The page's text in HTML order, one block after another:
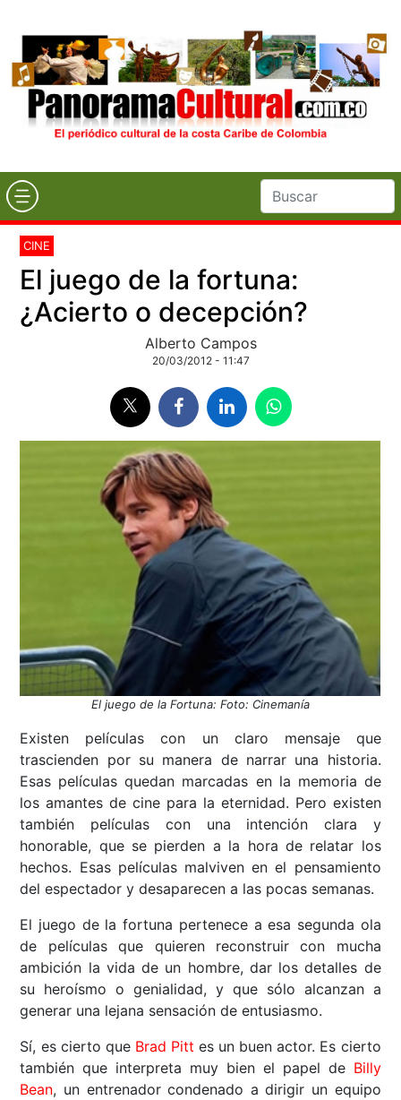
CINE
El juego de la fortuna:
¿Acierto o decepción?
Alberto Campos
20/03/2012 - 11:47
El juego de la Fortuna: Foto: Cinemanía
Existen películas con un claro mensaje que
trascienden por su manera de narrar una historia.
Esas películas quedan marcadas en la memoria de
los amantes de cine para la eternidad. Pero existen
también películas con una intención clara y
honorable, que se pierden a la hora de relatar los
hechos. Esas películas malviven en el pensamiento
del espectador y desaparecen a las pocas semanas.
El juego de la fortuna pertenece a esa segunda ola
de películas que quieren reconstruir con mucha
ambición la vida de un hombre, dar los detalles de
su heroísmo o genialidad, y que sólo alcanzan a
generar una lejana sensación de entusiasmo.
Sí, es cierto que Brad Pitt es un buen actor. Es cierto
también que interpreta muy bien el papel de Billy
Bean, un entrenador condenado a dirigir un equipo